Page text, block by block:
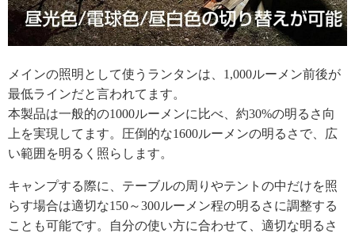
メインの照明として使うランタンは、1,000ルーメン前後が
最低ラインだと言われてます。
本製品は一般的の1000ルーメンに比べ、約30%の明るさ向
上を実現してます。圧倒的な1600ルーメンの明るさで、広
い範囲を明るく照らします。
キャンプする際に、テーブルの周りやテントの中だけを照
らす場合は適切な150～300ルーメン程の明るさに調整する
ことも可能です。自分の使い方に合わせて、適切な明るさ